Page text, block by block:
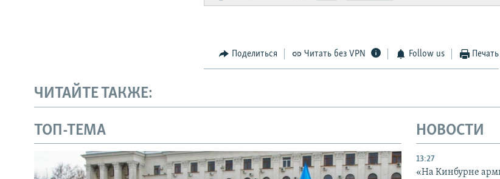
Поделиться Читать без VPN Follow us Печать
ЧИТАЙТЕ ТАКЖЕ:
ТОП-ТЕМА НОВОСТИ
13:27
«На Кинбурне